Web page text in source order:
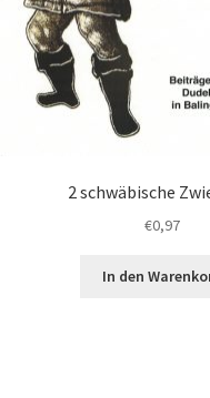
2 schwäbische
€0,97
In den